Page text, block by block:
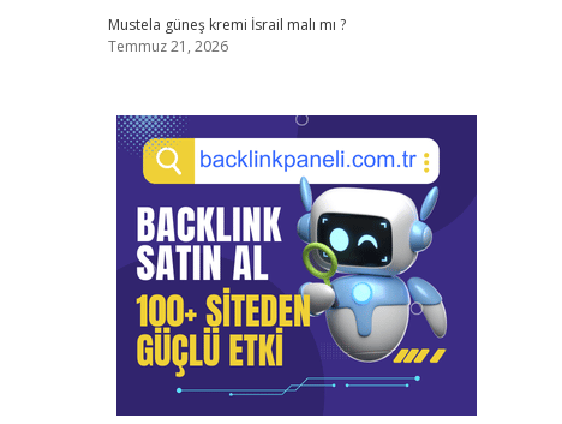
Mustela güneş kremi İsrail malı mı ?
Temmuz 21, 2026